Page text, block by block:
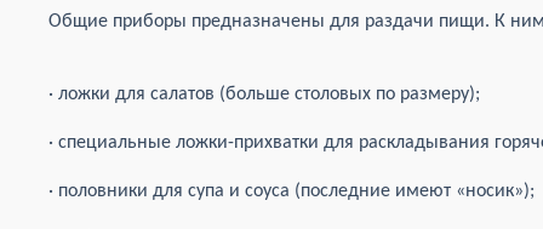
Общие приборы предназначены для раздачи пищи. К ним
· ложки для салатов (больше столовых по размеру);
· специальные ложки-прихватки для раскладывания
· половники для супа и соуса (последние имеют «носик»);